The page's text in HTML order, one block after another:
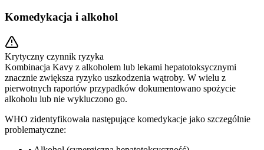
Komedykacja i alkohol
Krytyczny czynnik ryzyka
Kombinacja Kavy z alkoholem lub lekami hepatotoksycznymi
znacznie zwiększa ryzyko uszkodzenia wątroby. W wielu z
pierwotnych raportów przypadków dokumentowano spożycie
alkoholu lub nie wykluczono go.
WHO zidentyfikowała następujące komedykacje jako szczególnie
problematyczne: